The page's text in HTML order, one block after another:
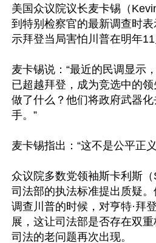
美国众议院议长麦卡锡（
到特别检察官的最新调查时
示拜登当局害怕川普在明年11
麦卡锡说：“最近的民调显示
已超越拜登，成为竞选中的
做了什么？他们将政府武器
手。”
麦卡锡指出：“这不是公平正
众议院多数党领袖斯卡利斯
司法部的执法标准提出质疑
调查川普的时候，对亨特·拜
展，这让司法部是否存在双
司法的老问题再次出现。